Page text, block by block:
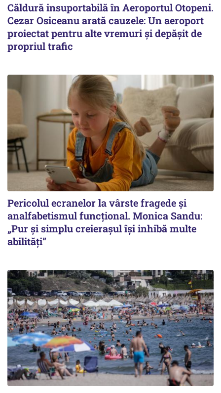
Căldură insuportabilă în Aeroportul Otopeni.
Cezar Osiceanu arată cauzele: Un aeroport
proiectat pentru alte vremuri și depășit de
propriul trafic
Pericolul ecranelor la vârste fragede și
analfabetismul funcțional. Monica Sandu:
„Pur și simplu creierașul își inhibă multe
abilități”